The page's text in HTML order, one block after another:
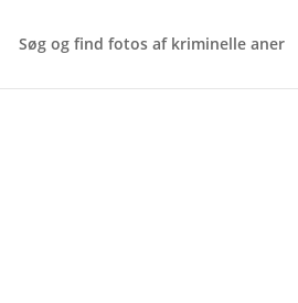
Søg og find fotos af kriminelle aner